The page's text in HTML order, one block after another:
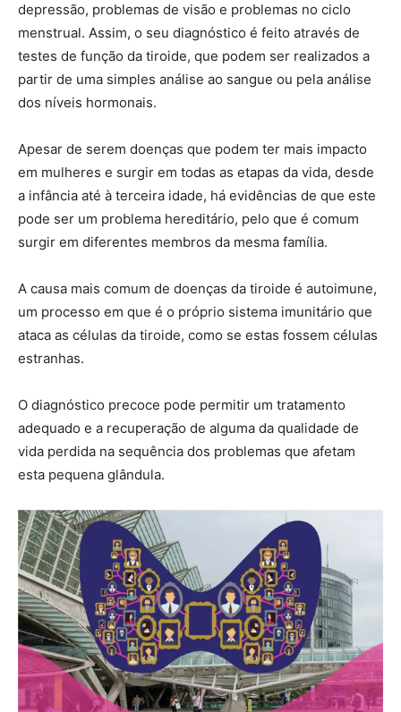
depressão, problemas de visão e problemas no ciclo
menstrual. Assim, o seu diagnóstico é feito através de
testes de função da tiroide, que podem ser realizados a
partir de uma simples análise ao sangue ou pela análise
dos níveis hormonais.
Apesar de serem doenças que podem ter mais impacto
em mulheres e surgir em todas as etapas da vida, desde
a infância até à terceira idade, há evidências de que este
pode ser um problema hereditário, pelo que é comum
surgir em diferentes membros da mesma família.
A causa mais comum de doenças da tiroide é autoimune,
um processo em que é o próprio sistema imunitário que
ataca as células da tiroide, como se estas fossem células
estranhas.
O diagnóstico precoce pode permitir um tratamento
adequado e a recuperação de alguma da qualidade de
vida perdida na sequência dos problemas que afetam
esta pequena glândula.